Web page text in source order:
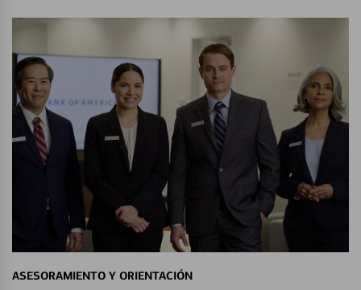
ASESORAMIENTO Y ORIENTACIÓN